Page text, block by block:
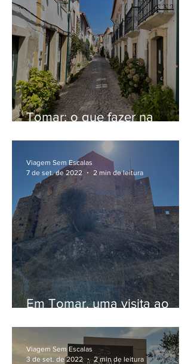
Tomar: o que fazer na
Em Tomar, uma visita ao
Viagem Sem Escalas
7 de set. de 2022
2 min de leitura
Viagem Sem Escalas
3 de set. de 2022
2 min de leitura